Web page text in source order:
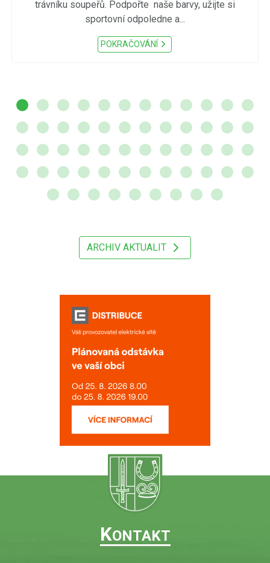
trávníku soupeřů. Podpořte naše barvy, užijte si
sportovní odpoledne a...
POKRAČOVÁNÍ
ARCHIV AKTUALIT
KONTAKT